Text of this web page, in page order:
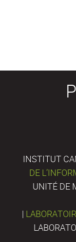
INSTITUT
DE
UNITÉ DE
|